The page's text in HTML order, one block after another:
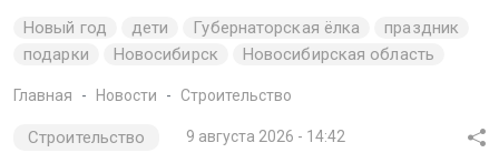
Новый год дети Губернаторская ёлка
праздник
подарки
Новосибирск Новосибирская область
Главная Новости Строительство
Строительство 9 августа 2026 - 14:42